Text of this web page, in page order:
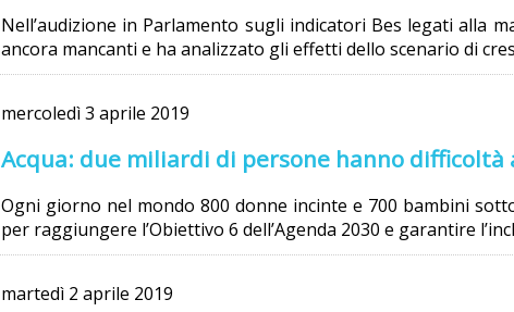
Nell’audizione in Parlamento sugli indicatori Bes legati alla
ancora mancanti e ha analizzato gli effetti dello scenario di
mercoledì3 aprile 2019
Acqua: due miliardi di persone hanno difficoltà
Ogni giorno nel mondo 800 donne incinte e 700 bambini
per raggiungere l’Obiettivo 6 dell’Agenda 2030 e garantire
martedì 2 aprile 2019